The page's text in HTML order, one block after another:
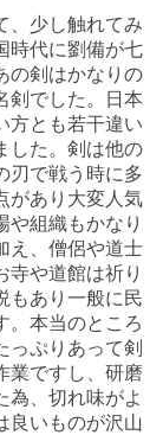
、少し触れてみ
時代に劉備が七
の剣はかなりの
剣でした。日本
方とも若干違い
した。剣は他の
刃で戦う時に多
があり大変人気
や組織もかなり
え、僧侶や道士
寺や道館は祈り
もあり一般に民
。本当のところ
っぷりあって剣
業ですし、研磨
為、切れ味がよ
良いものが沢山